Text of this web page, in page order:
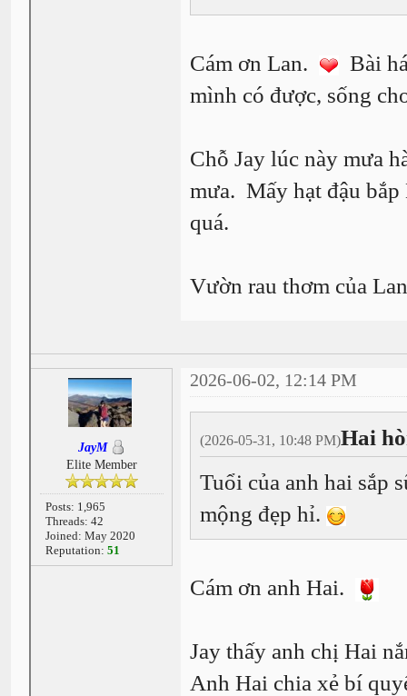
Cám ơn Lan.
Bài
mình có được, sống
Chỗ Jay lúc này mưa
mưa. Mấy hạt đậu
quá.
Vườn rau thơm của
JayM
Elite Member
Posts: 1,965
Threads: 42
Joined: May 2020
Reputation: 51
2026-06-02, 12:14 PM
(2026-05-31, 10:48 PM)Hai
Tuổi của anh hai sắp
mộng đẹp hỉ.
Cám ơn anh Hai.
Jay thấy anh chị Hai
Anh Hai chia xẻ bí